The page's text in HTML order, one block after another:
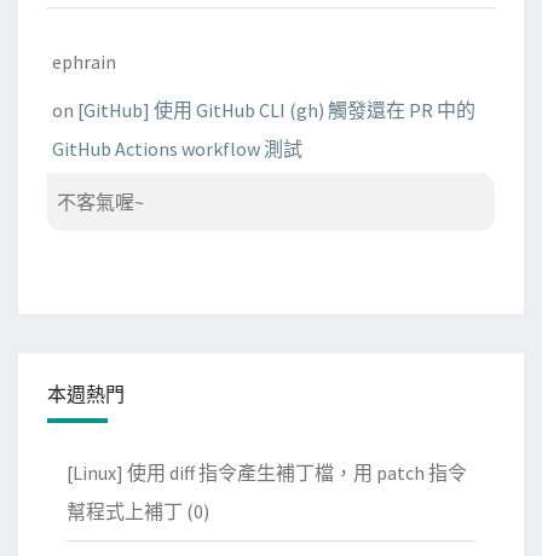
ephrain
on [GitHub] 使用 GitHub CLI (gh) 觸發還在 PR 中的
GitHub Actions workflow 測試
不客氣喔~
本週熱門
[Linux] 使用 diff 指令產生補丁檔，用 patch 指令
幫程式上補丁 (0)